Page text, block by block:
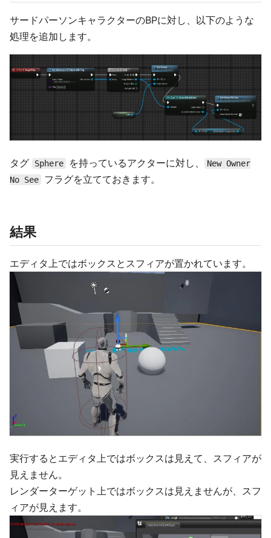
サードパーソンキャラクターのBPに対し、以下のような
処理を追加します。
タグ Sphere を持っているアクターに対し、
New Owner
No See
フラグを立てておきます。
結果
エディタ上ではボックスとスフィアが置かれています。
実行するとエディタ上ではボックスは見えて、スフィアが
見えません。
レンダーターゲット上ではボックスは見えませんが、スフ
ィアが見えます。